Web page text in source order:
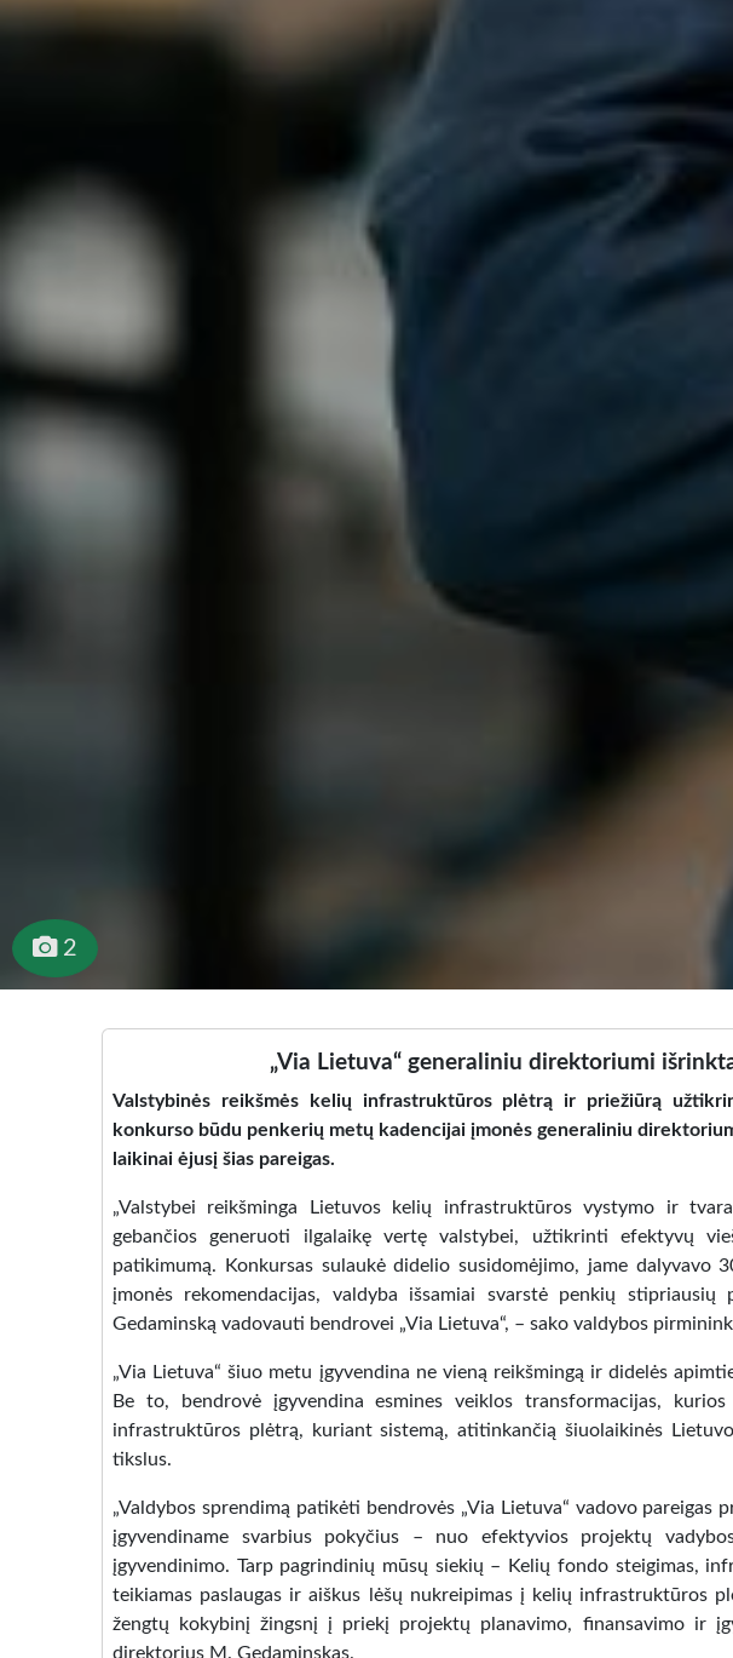
2
„Via Lietuva“ generaliniu direktoriumi
Valstybinės reikšmės kelių infrastruktūros plėtrą ir priežiūrą
konkurso būdu penkerių metų kadencijai įmonės generaliniu
laikinai ėjusį šias pareigas.
„Valstybei reikšminga Lietuvos kelių infrastruktūros vystymo ir
gebančios generuoti ilgalaikę vertę valstybei, užtikrinti efektyvų
patikimumą. Konkursas sulaukė didelio susidomėjimo, jame dalyvavo
įmonės rekomendacijas, valdyba išsamiai svarstė penkių
Gedaminską vadovauti bendrovei „Via Lietuva“, – sako valdybos
„Via Lietuva“ šiuo metu įgyvendina ne vieną reikšmingą ir didelės
Be to, bendrovė įgyvendina esmines veiklos transformacijas,
infrastruktūros plėtrą, kuriant sistemą, atitinkančią šiuolaikinės
tikslus.
„Valdybos sprendimą patikėti bendrovės „Via Lietuva“ vadovo
įgyvendiname svarbius pokyčius – nuo efektyvios projektų
įgyvendinimo. Tarp pagrindinių mūsų siekių – Kelių fondo steigimas,
teikiamas paslaugas ir aiškus lėšų nukreipimas į kelių infrastruktūros
žengtų kokybinį žingsnį į priekį projektų planavimo, finansavimo ir
direktorius M. Gedaminskas.